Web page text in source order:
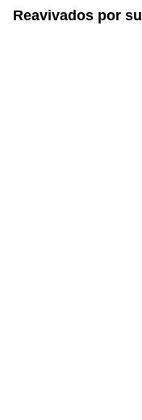
Reavivados por